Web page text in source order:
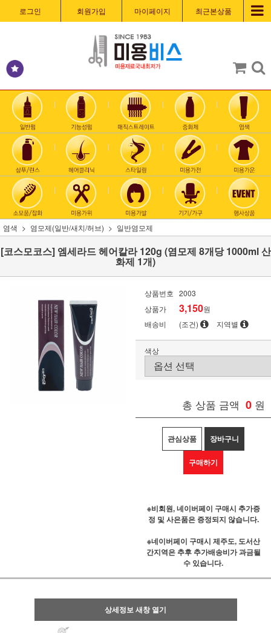
로그인 회원가입 마이페이지 최근본상품
염색 염모제(일반/새치/허브) 일반염모제
[코스모코스] 엠세라드 헤어칼라 120g (염모제 8개당 1000ml 산
화제 1개)
상품번호 2003
상품가
3,150원
배송비
(조건) 지역별
색상
총 상품 금액 0 원
관심상품 장바구니
구매하기
※비회원, 네이버페이 구매시 추가증
정 및 사은품은 증정되지 않습니다.
※네이버페이 구매시 제주도, 도서산
간지역은 추후 추가배송비가 과금될
수 있습니다.
상세정보 새창 열기